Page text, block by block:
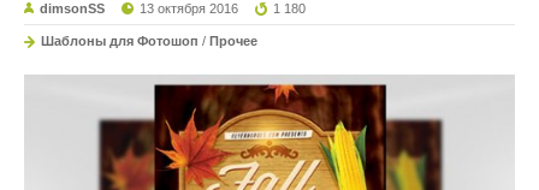
dimsonSS 13 октября 2016 1 180
Шаблоны для Фотошоп / Прочее